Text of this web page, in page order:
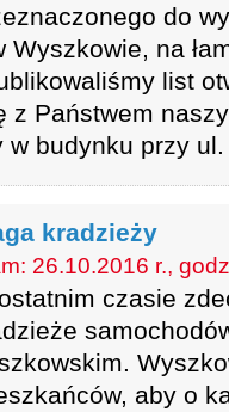
do
Wyszkowie, na
list
z Państwem
w budynku przy
kradzieży
26.10.2016 r.,
czasie
aby o